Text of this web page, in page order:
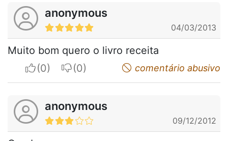
anonymous
04/03/2013
Muito bom quero o livro receita
I apreciateI do not appreciatecomentário abusivo
anonymous
09/12/2012